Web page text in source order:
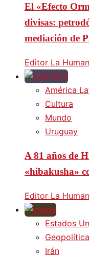
El «Efecto
divisas:
mediación de
Editor La
América
Cultura
Mundo
Uruguay
A 81 años de
«hibakusha»
Editor La
Estados
Geopolítica
Irán